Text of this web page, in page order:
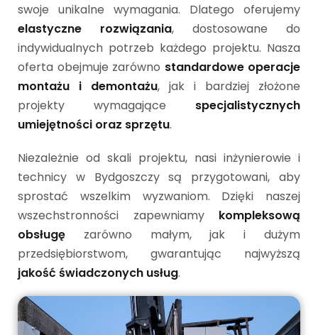
swoje unikalne wymagania. Dlatego oferujemy
elastyczne rozwiązania, dostosowane do
indywidualnych potrzeb każdego projektu. Nasza
oferta obejmuje zarówno standardowe operacje
montażu i demontażu, jak i bardziej złożone
projekty wymagające specjalistycznych
umiejętności oraz sprzętu.
Niezależnie od skali projektu, nasi inżynierowie i
technicy w Bydgoszczy są przygotowani, aby
sprostać wszelkim wyzwaniom. Dzięki naszej
wszechstronności zapewniamy kompleksową
obsługę zarówno małym, jak i dużym
przedsiębiorstwom, gwarantując najwyższą
jakość świadczonych usług.